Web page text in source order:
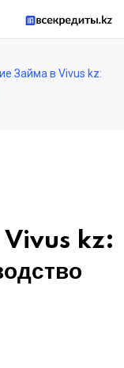
Займа в Vivus kz:
Vivus kz: